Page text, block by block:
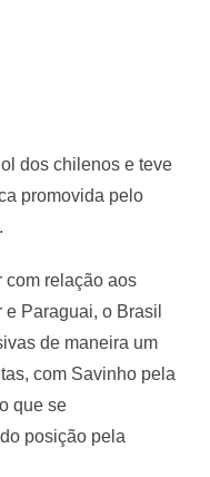
dos chilenos e teve
promovida pelo
com relação aos
Paraguai, o Brasil
de maneira um
com Savinho pela
que se
posição pela